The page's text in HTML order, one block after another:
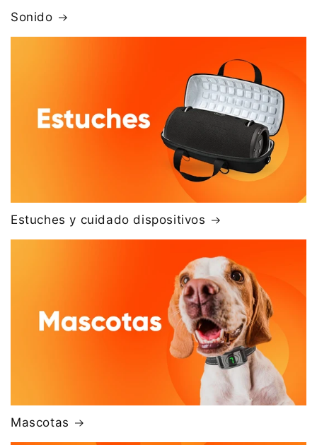
Sonido
Estuches y cuidado dispositivos
Mascotas